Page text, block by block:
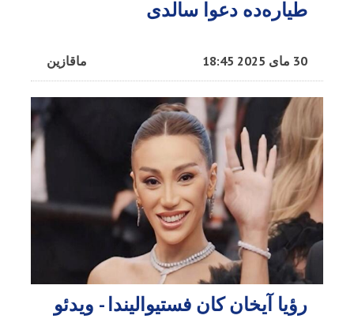
طیاره‌ده دعوا سالدی
ماقازین 30 مای 2025 18:45
رؤیا آیخان کان فستیوالیندا - ویدئو